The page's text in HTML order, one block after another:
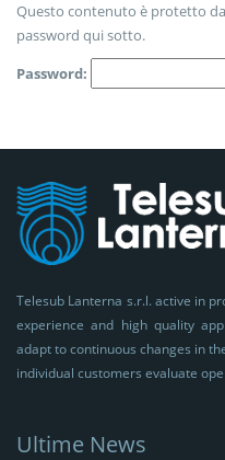
Questo contenuto è protetto
password qui sotto.
Password:
Telesub Lanterna s.r.l. active in
experience and high quality
adapt to continuous changes in
individual customers evaluate
Ultime News